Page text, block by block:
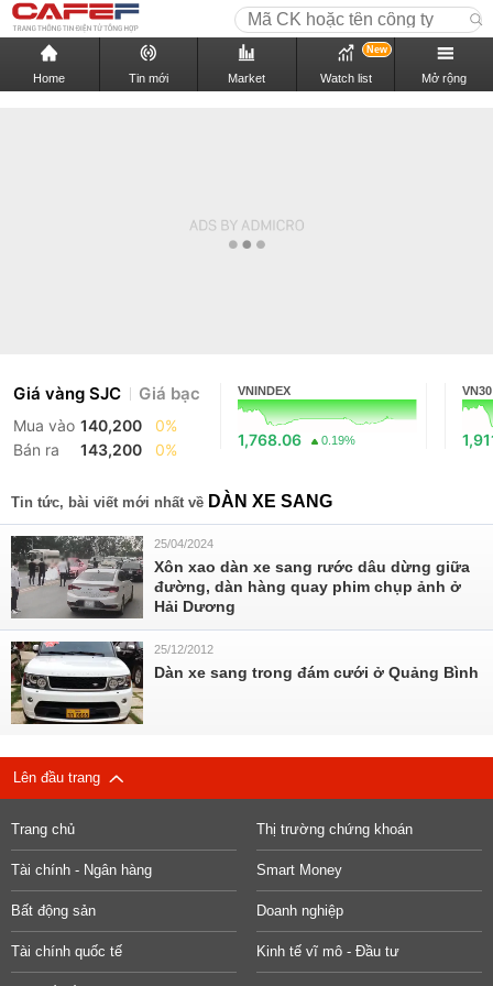
Home Tin mới Market Watch list
New
Mở rộng
Giá vàng SJC Giá bạc
Mua vào 140,200
0%
Bán ra
143,200 0%
VNINDEX
1,768.06 0.19%
VN30
Tin tức, bài viết mới nhất về DÀN XE SANG
25/04/2024
Xôn xao dàn xe sang rước dâu dừng giữa
đường, dàn hàng quay phim chụp ảnh ở
Hải Dương
25/12/2012
Dàn xe sang trong đám cưới ở Quảng Bình
Lên đầu trang
Trang chủ Thị trường chứng khoán
Tài chính - Ngân hàng Smart Money
Bất động sản Doanh nghiệp
Tài chính quốc tế Kinh tế vĩ mô - Đầu tư